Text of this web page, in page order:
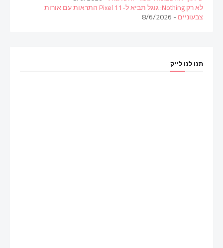
לא רק Nothing: גוגל תביא ל-Pixel 11 התראות עם אורות
צבעוניים- 8/6/2026
תנו לנו לייק